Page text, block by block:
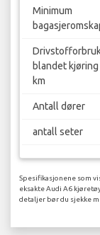
Minimum
blandet
km
Antall dører
antall seter
Spesifikasjonene som
eksakte Audi A6
detaljer bør du sjekke